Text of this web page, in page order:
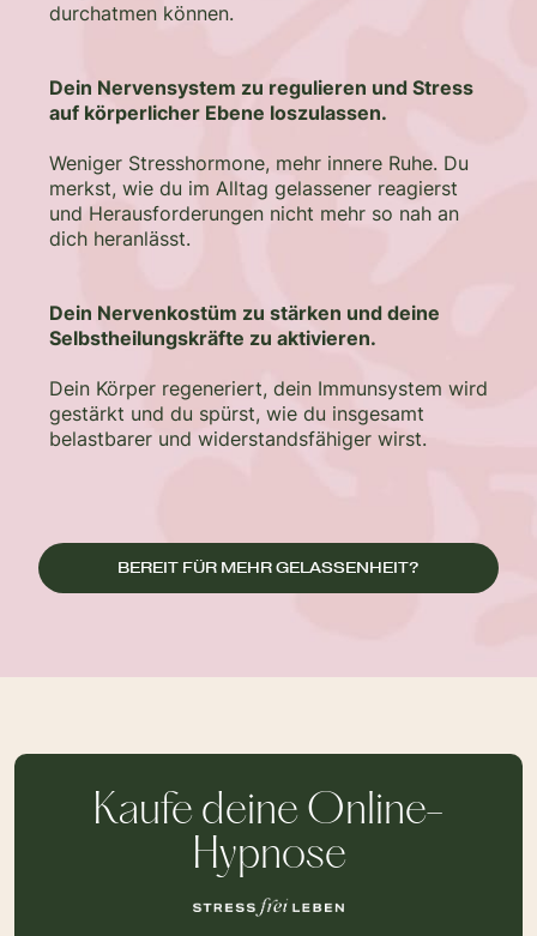
durchatmen können.
Dein Nervensystem zu regulieren und Stress
auf körperlicher Ebene loszulassen.
Weniger Stresshormone, mehr innere Ruhe. Du
merkst, wie du im Alltag gelassener reagierst
und Herausforderungen nicht mehr so nah an
dich heranlässt.
Dein Nervenkostüm zu stärken und deine
Selbstheilungskräfte zu aktivieren.
Dein Körper regeneriert, dein Immunsystem wird
gestärkt und du spürst, wie du insgesamt
belastbarer und widerstandsfähiger wirst.
BEREIT FÜR MEHR GELASSENHEIT?
Kaufe deine Online-
Hypnose